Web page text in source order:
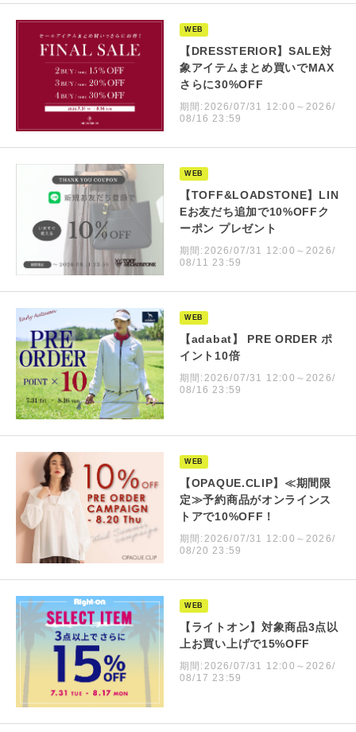
WEB
【DRESSTERIOR】SALE対
象アイテムまとめ買いでMAX
さらに30%OFF
期間:2026/07/31 12:00～2026/
08/16 23:59
WEB
【TOFF&LOADSTONE】LIN
Eお友だち追加で10%OFFク
ーポン プレゼント
期間:2026/07/31 12:00～2026/
08/11 23:59
WEB
【adabat】 PRE ORDER ポ
イント10倍
期間:2026/07/31 12:00～2026/
08/16 23:59
WEB
【OPAQUE.CLIP】≪期間限
定≫予約商品がオンラインス
トアで10%OFF！
期間:2026/07/31 12:00～2026/
08/20 23:59
WEB
【ライトオン】対象商品3点以
上お買い上げで15%OFF
期間:2026/07/31 12:00～2026/
08/17 23:59